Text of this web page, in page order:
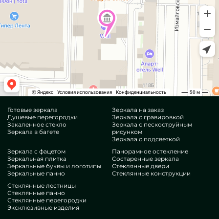
Готовые зеркала
Душевые перегородки
Закаленное стекло
Зеркала в багете
Зеркала на заказ
Зеркала с гравировкой
Зеркала с пескоструйным
рисунком
Зеркала с подсветкой
Зеркала с фацетом
Зеркальная плитка
Зеркальные буквы и логотипы
Зеркальные панно
Панорамное остекление
Состаренные зеркала
Стеклянные двери
Стеклянные конструкции
Стеклянные лестницы
Стеклянные панно
Стеклянные перегородки
Эксклюзивные изделия